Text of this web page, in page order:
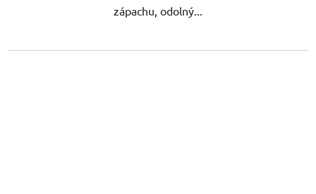
zápachu, odolný...